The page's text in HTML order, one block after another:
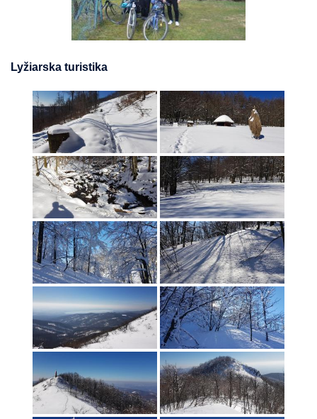
Lyžiarska turistika